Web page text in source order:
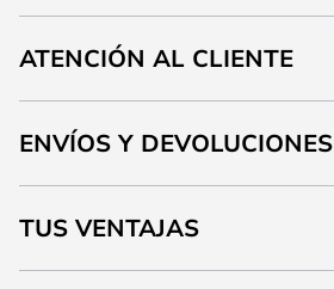
ATENCIÓN AL CLIENTE
ENVÍOS Y DEVOLUCIONES
TUS VENTAJAS